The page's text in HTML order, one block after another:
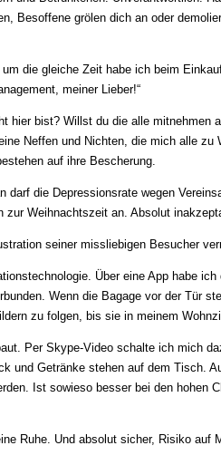
Besoffene grölen dich an oder
die gleiche Zeit habe ich beim
meiner Lieber!“
hier bist? Willst du die alle mitnehmen
Neffen und Nichten, die mich alle zu
auf ihre Bescherung.
die Depressionsrate wegen
Weihnachtszeit an. Absolut
seiner missliebigen Besucher
Über eine App habe
Wenn die Bagage vor der Tür
zu folgen, bis sie in meinem
Per Skype-Video schalte ich mich
und Getränke stehen auf dem Tisch.
Ist sowieso besser bei den hohen
Ruhe. Und absolut sicher, Risiko auf